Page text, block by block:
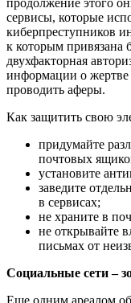
сервисы, которые
киберпреступников
к которым привязана
двухфакторная
информации о жертве
проводить аферы.
Как защитить свою
придумайте
почтовых
установите
заведите
в сервисах;
не храните в
не открывайте
письмах от
Социальные сети –
Еще одним ареалом